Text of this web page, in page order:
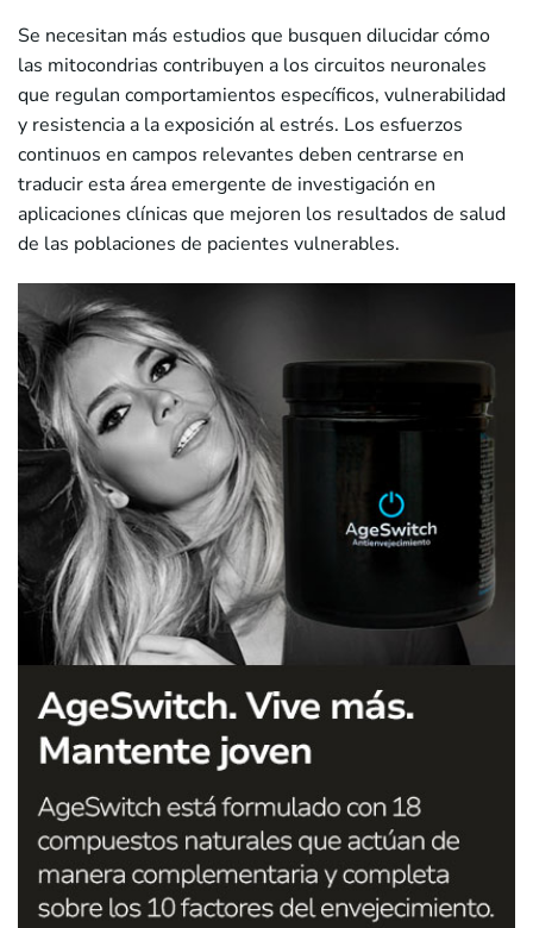
Se necesitan más estudios que busquen dilucidar cómo
las mitocondrias contribuyen a los circuitos neuronales
que regulan comportamientos específicos, vulnerabilidad
y resistencia a la exposición al estrés. Los esfuerzos
continuos en campos relevantes deben centrarse en
traducir esta área emergente de investigación en
aplicaciones clínicas que mejoren los resultados de salud
de las poblaciones de pacientes vulnerables.